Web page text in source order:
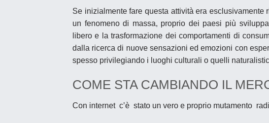
Se inizialmente fare questa attività era
un fenomeno di massa, proprio dei paesi più
libero e la trasformazione dei comportamenti di
dalla ricerca di nuove sensazioni ed emozioni con
spesso privilegiando i luoghi culturali o quelli
COME STA CAMBIANDO IL
Con internet c’è stato un vero e proprio mutamento